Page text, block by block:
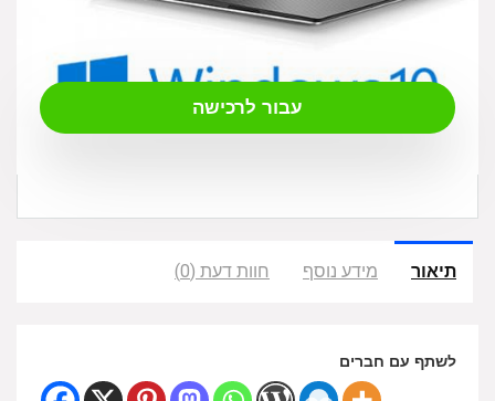
עבור לרכישה
תיאור מידע נוסף חוות דעת (0)
לשתף עם חברים